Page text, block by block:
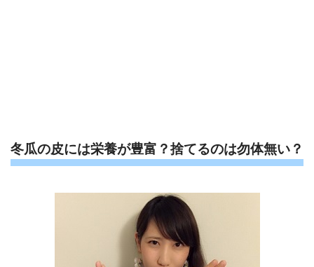
冬瓜の皮には栄養が豊富？捨てるのは勿体無い？